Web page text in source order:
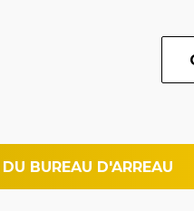
BUREAU D'ARREAU